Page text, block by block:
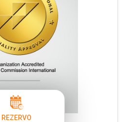
REZERVO